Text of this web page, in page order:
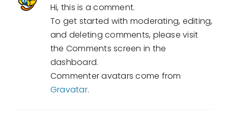
Hi, this is a comment.
To get started with moderating, editing,
and deleting comments, please visit
the Comments screen in the
dashboard.
Commenter avatars come from
Gravatar.